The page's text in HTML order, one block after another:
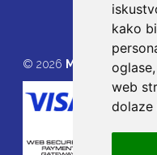
kako
web
dolaze
© 2026 MOJE